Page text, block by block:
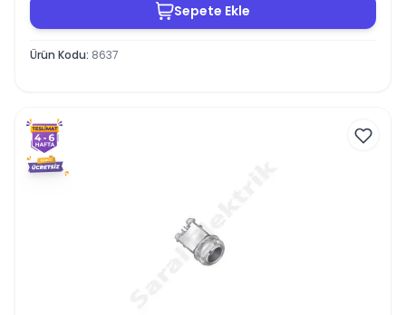
Sepete Ekle
Ürün Kodu: 8637